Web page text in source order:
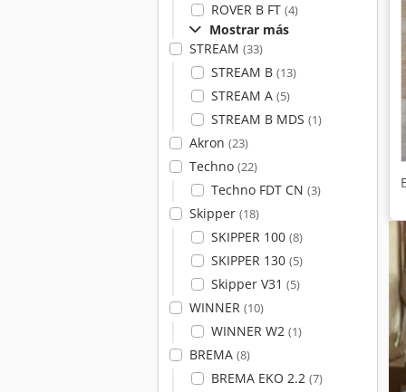
ROVER B FT (4)
Mostrar más
STREAM (33)
STREAM B (13)
STREAM A (5)
STREAM B MDS (1)
Akron (23)
Techno (22)
Techno FDT CN (3)
Skipper (18)
SKIPPER 100 (8)
SKIPPER 130 (5)
Skipper V31 (5)
WINNER (10)
WINNER W2 (1)
BREMA (8)
BREMA EKO 2.2 (7)